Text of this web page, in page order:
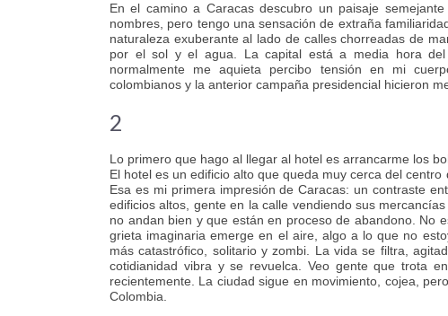
En el camino a Caracas descubro un paisaje
nombres, pero tengo una sensación de extraña
naturaleza exuberante al lado de calles chorreadas de
por el sol y el agua. La capital está a media hora
normalmente me aquieta percibo tensión en mi
colombianos y la anterior campaña presidencial hicieron
2
Lo primero que hago al llegar al hotel es arrancarme los
El hotel es un edificio alto que queda muy cerca del
Esa es mi primera impresión de Caracas: un contraste
edificios altos, gente en la calle vendiendo sus
no andan bien y que están en proceso de abandono. No
grieta imaginaria emerge en el aire, algo a lo que no
más catastrófico, solitario y zombi. La vida se filtra,
cotidianidad vibra y se revuelca. Veo gente que trota
recientemente. La ciudad sigue en movimiento, cojea,
Colombia.